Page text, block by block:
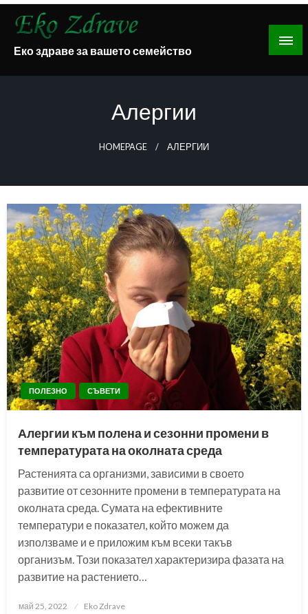
Skip
Еко здраве за вашето семейство
Алергии
HOMEPAGE АЛЕРГИИ
ПОЛЕЗНО СЪВЕТИ
Алергии към полена и сезонни промени в
температурата на околната среда
Растенията са организми, зависими в своето
развитие от сезонните промени в температурата на
околната среда. Сумата на ефективните
температури е показател, който можем да
използваме и е приложим към всеки такъв
организъм. Този показател характеризира фазата на
развитие на растението…
Posted
май 25, 2022 Eko Zdrave